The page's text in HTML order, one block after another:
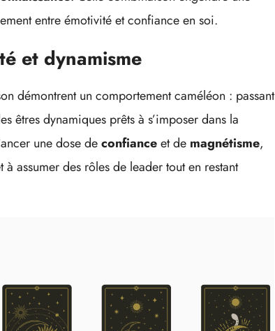
entre émotivité et confiance en soi.
et dynamisme
démontrent un comportement caméléon : passant
êtres dynamiques prêts à s’imposer dans la
une dose deconfianceet de magnétisme,
assumer des rôles de leader tout en restant